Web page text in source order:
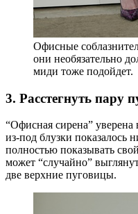
Офисные
они необязательно
миди тоже подойдет.
3. Расстегнуть пару
“Офисная сирена” уверена
из-под блузки показалось
полностью показывать
может “случайно”
две верхние пуговицы.